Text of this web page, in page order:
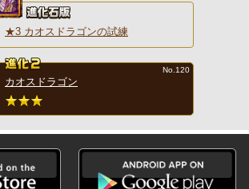
★3 カオスドラゴンの試練
カオスドラゴン
No.120